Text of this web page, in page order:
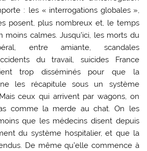
: les « interrogations globales »,
posent, plus nombreux et, le temps
moins calmes. Jusqu’ici, les morts du
entre amiante, scandales
du travail, suicides France
trop disséminés pour que la
les récapitule sous un système
ceux qui arrivent par wagons, on
comme la merde au chat. On les
que les médecins disent depuis
du système hospitalier, et que la
De même qu’elle commence à